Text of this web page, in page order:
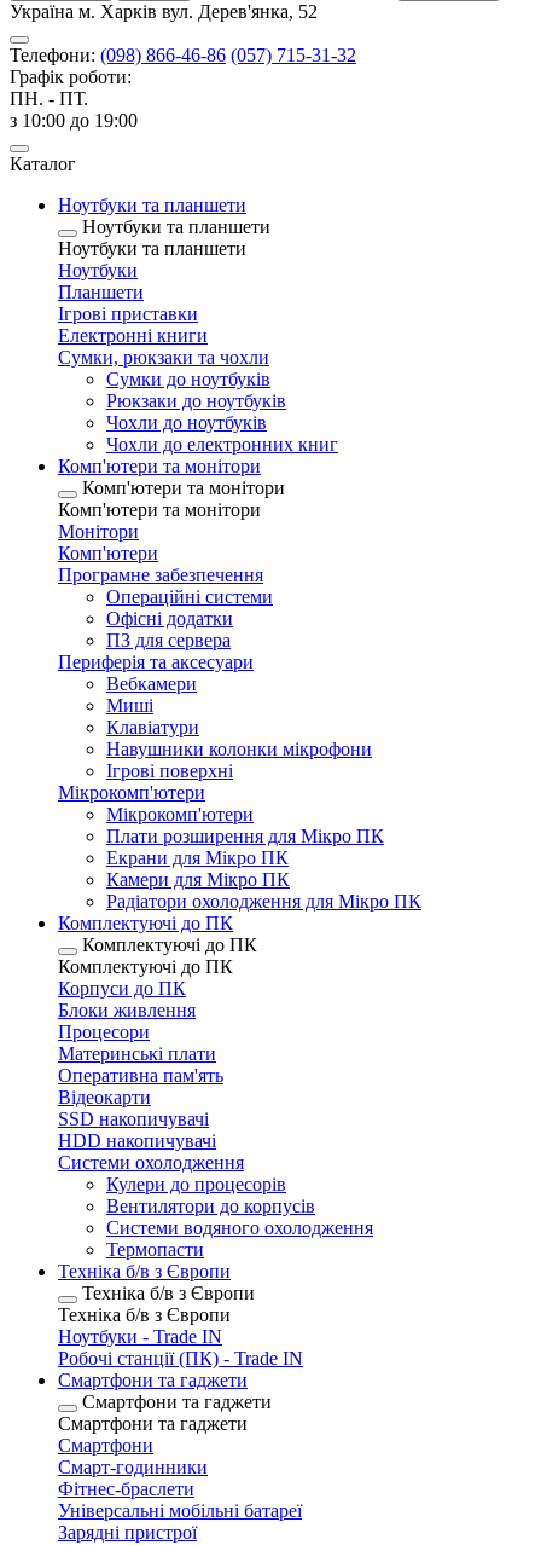
Україна м. Харків вул. Дерев'янка, 52
Телефони: (098) 866-46-86 (057) 715-31-32
Графік роботи:
ПН. - ПТ.
з 10:00 до 19:00
Каталог
Ноутбуки та планшети
Ноутбуки та планшети
Ноутбуки та планшети
Ноутбуки
Планшети
Ігрові приставки
Електронні книги
Сумки, рюкзаки та чохли
Сумки до ноутбуків
Рюкзаки до ноутбуків
Чохли до ноутбуків
Чохли до електронних книг
Комп'ютери та монітори
Комп'ютери та монітори
Комп'ютери та монітори
Монітори
Комп'ютери
Програмне забезпечення
Операційні системи
Офісні додатки
ПЗ для сервера
Периферія та аксесуари
Вебкамери
Миші
Клавіатури
Навушники колонки мікрофони
Ігрові поверхні
Мікрокомп'ютери
Мікрокомп'ютери
Плати розширення для Мікро ПК
Екрани для Мікро ПК
Камери для Мікро ПК
Радіатори охолодження для Мікро ПК
Комплектуючі до ПК
Комплектуючі до ПК
Комплектуючі до ПК
Корпуси до ПК
Блоки живлення
Процесори
Материнські плати
Оперативна пам'ять
Відеокарти
SSD накопичувачі
HDD накопичувачі
Системи охолодження
Кулери до процесорів
Вентилятори до корпусів
Системи водяного охолодження
Термопасти
Техніка б/в з Європи
Техніка б/в з Європи
Техніка б/в з Європи
Ноутбуки - Trade IN
Робочі станції (ПК) - Trade IN
Смартфони та гаджети
Смартфони та гаджети
Смартфони та гаджети
Смартфони
Смарт-годинники
Фітнес-браслети
Універсальні мобільні батареї
Зарядні пристрої